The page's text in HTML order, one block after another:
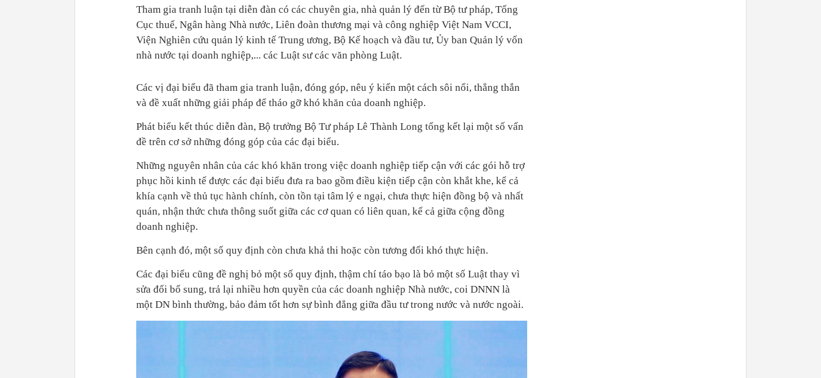
Tham gia tranh luận tại diễn đàn có các chuyên gia, nhà quản lý đến từ Bộ tư pháp, Tổng
Cục thuế, Ngân hàng Nhà nước, Liên đoàn thương mại và công nghiệp Việt Nam VCCI,
Viện Nghiên cứu quản lý kinh tế Trung ương, Bộ Kế hoạch và đầu tư, Ủy ban Quản lý vốn
nhà nước tại doanh nghiệp,... các Luật sư các văn phòng Luật.
Các vị đại biểu đã tham gia tranh luận, đóng góp, nêu ý kiến một cách sôi nổi, thẳng thắn
và đề xuất những giải pháp để tháo gỡ khó khăn của doanh nghiệp.
Phát biểu kết thúc diễn đàn, Bộ trưởng Bộ Tư pháp Lê Thành Long tổng kết lại một số vấn
đề trên cơ sở những đóng góp của các đại biểu.
Những nguyên nhân của các khó khăn trong việc doanh nghiệp tiếp cận với các gói hỗ trợ
phục hồi kinh tế được các đại biểu đưa ra bao gồm điều kiện tiếp cận còn khắt khe, kể cả
khía cạnh về thủ tục hành chính, còn tồn tại tâm lý e ngại, chưa thực hiện đồng bộ và nhất
quán, nhận thức chưa thông suốt giữa các cơ quan có liên quan, kể cả giữa cộng đồng
doanh nghiệp.
Bên cạnh đó, một số quy định còn chưa khả thi hoặc còn tương đối khó thực hiện.
Các đại biểu cũng đề nghị bỏ một số quy định, thậm chí táo bạo là bỏ một số Luật thay vì
sửa đổi bổ sung, trả lại nhiều hơn quyền của các doanh nghiệp Nhà nước, coi DNNN là
một DN bình thường, bảo đảm tốt hơn sự bình đẳng giữa đầu tư trong nước và nước ngoài.